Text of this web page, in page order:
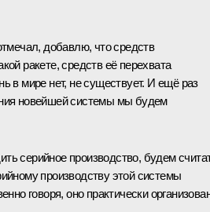
добавлю, что средств
ракете, средств её перехвата
в мире нет, не существует. И ещё раз
новейшей системы мы будем
серийное производство, будем
производству этой системы
говоря, оно практически